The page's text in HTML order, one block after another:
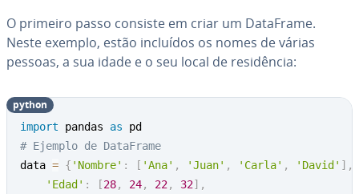
O primeiro passo consiste em criar um DataFrame.
Neste exemplo, estão incluídos os nomes de várias
pessoas, a sua idade e o seu local de re­si­dên­cia:
import pandas as
# Ejemplo de DataFrame
data = { 'Nombre' : [ 'Ana' , 'Juan' , 'Carla' , 'David' ] ,
'Edad' : [28, 24, 22, 32] ,
python